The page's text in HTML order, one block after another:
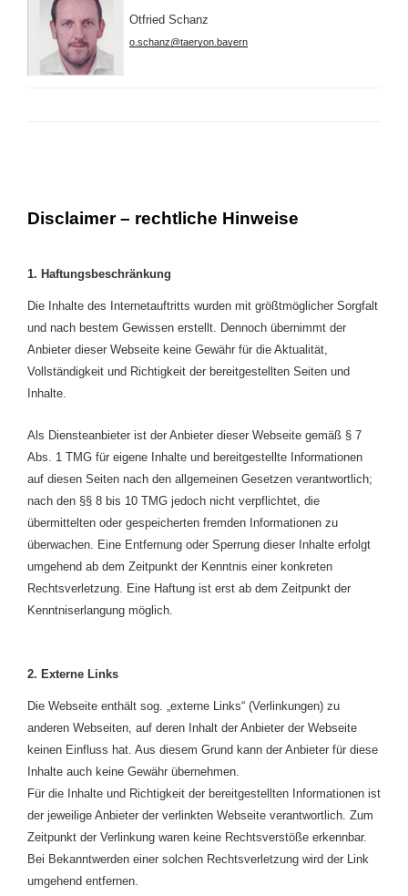
Otfried Schanz
o.schanz@taeryon.bayern
Disclaimer – rechtliche Hinweise
1. Haftungsbeschränkung
Die Inhalte des Internetauftritts wurden mit größtmöglicher Sorgfalt
und nach bestem Gewissen erstellt. Dennoch übernimmt der
Anbieter dieser Webseite keine Gewähr für die Aktualität,
Vollständigkeit und Richtigkeit der bereitgestellten Seiten und
Inhalte.
Als Diensteanbieter ist der Anbieter dieser Webseite gemäß § 7
Abs. 1 TMG für eigene Inhalte und bereitgestellte Informationen
auf diesen Seiten nach den allgemeinen Gesetzen verantwortlich;
nach den §§ 8 bis 10 TMG jedoch nicht verpflichtet, die
übermittelten oder gespeicherten fremden Informationen zu
überwachen. Eine Entfernung oder Sperrung dieser Inhalte erfolgt
umgehend ab dem Zeitpunkt der Kenntnis einer konkreten
Rechtsverletzung. Eine Haftung ist erst ab dem Zeitpunkt der
Kenntniserlangung möglich.
2. Externe Links
Die Webseite enthält sog. „externe Links“ (Verlinkungen) zu
anderen Webseiten, auf deren Inhalt der Anbieter der Webseite
keinen Einfluss hat. Aus diesem Grund kann der Anbieter für diese
Inhalte auch keine Gewähr übernehmen.
Für die Inhalte und Richtigkeit der bereitgestellten Informationen ist
der jeweilige Anbieter der verlinkten Webseite verantwortlich. Zum
Zeitpunkt der Verlinkung waren keine Rechtsverstöße erkennbar.
Bei Bekanntwerden einer solchen Rechtsverletzung wird der Link
umgehend entfernen.